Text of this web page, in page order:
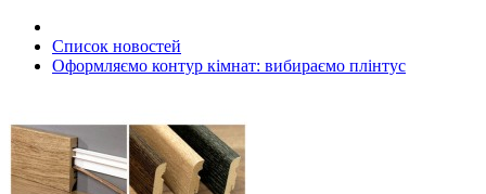
Список новостей
Оформляємо контур кімнат: вибираємо плінтус